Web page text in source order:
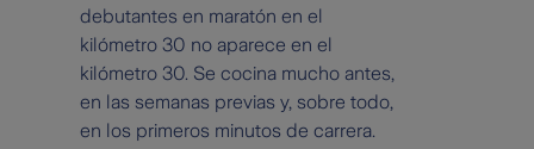
debutantes en maratón en el
kilómetro 30 no aparece en el
kilómetro 30. Se cocina mucho antes,
en las semanas previas y, sobre todo,
en los primeros minutos de carrera.